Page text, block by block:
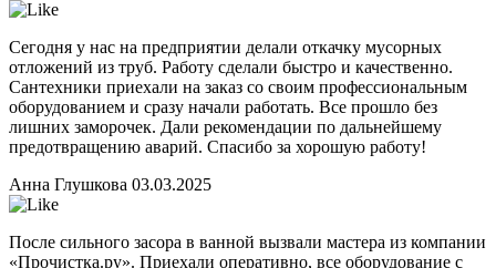
Сегодня у нас на предприятии делали откачку мусорных
отложений из труб. Работу сделали быстро и качественно.
Сантехники приехали на заказ со своим профессиональным
оборудованием и сразу начали работать. Все прошло без
лишних заморочек. Дали рекомендации по дальнейшему
предотвращению аварий. Спасибо за хорошую работу!
Анна Глушкова 03.03.2025
После сильного засора в ванной вызвали мастера из компании
«Прочистка.ру». Приехали оперативно, все оборудование с